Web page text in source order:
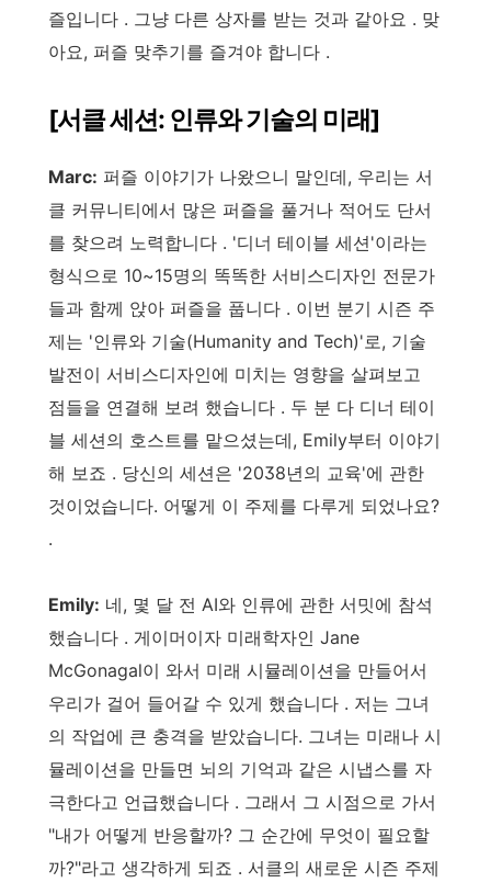
즐입니다 . 그냥 다른 상자를 받는 것과 같아요 . 맞
아요, 퍼즐 맞추기를 즐겨야 합니다 .
[서클 세션: 인류와 기술의 미래]
Marc: 퍼즐 이야기가 나왔으니 말인데, 우리는 서
클 커뮤니티에서 많은 퍼즐을 풀거나 적어도 단서
를 찾으려 노력합니다 . '디너 테이블 세션'이라는
형식으로 10~15명의 똑똑한 서비스디자인 전문가
들과 함께 앉아 퍼즐을 풉니다 . 이번 분기 시즌 주
제는 '인류와 기술(Humanity and Tech)'로, 기술
발전이 서비스디자인에 미치는 영향을 살펴보고
점들을 연결해 보려 했습니다 . 두 분 다 디너 테이
블 세션의 호스트를 맡으셨는데, Emily부터 이야기
해 보죠 . 당신의 세션은 '2038년의 교육'에 관한
것이었습니다. 어떻게 이 주제를 다루게 되었나요?
.
Emily: 네, 몇 달 전 AI와 인류에 관한 서밋에 참석
했습니다 . 게이머이자 미래학자인 Jane
McGonagal이 와서 미래 시뮬레이션을 만들어서
우리가 걸어 들어갈 수 있게 했습니다 . 저는 그녀
의 작업에 큰 충격을 받았습니다. 그녀는 미래나 시
뮬레이션을 만들면 뇌의 기억과 같은 시냅스를 자
극한다고 언급했습니다 . 그래서 그 시점으로 가서
"내가 어떻게 반응할까? 그 순간에 무엇이 필요할
까?"라고 생각하게 되죠 . 서클의 새로운 시즌 주제